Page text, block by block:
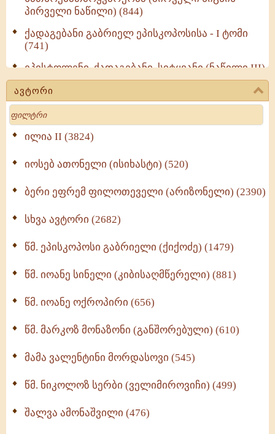
პირველი ნაწილი) (844)
ქადაგებანი გაბრიელ ეპისკოპოსისა - I ტომი
(741)
ეპისტოლენი, ქადაგებანი, სიტყვანი (ნაწილი III)
(723)
მოძღვრის ძალზე სასარგებლო რჩევები
მრევლისათვის (545)
Wisdomge (514)
ქადაგებანი გაბრიელ ეპისკოპოსისა - II ტომი
სულიერი ცხოვრების სახელმძღვანელო -
ნაწილი II (369)
ავტორი
Search
ილია II (3824)
იოსებ ათონელი (ისიხასტი) (520)
ბერი ეფრემ ფილოთეველი (არიზონელი) (2390)
სხვა ავტორი (2682)
წმ. ეპისკოპოსი გაბრიელი (ქიქოძე) (1479)
წმ. იოანე სინელი (კიბისაღმწერელი) (881)
წმ. იოანე ოქროპირი (656)
წმ. მარკოზ მონაზონი (განშორებული) (610)
მამა ვალენტინი მორდასოვი (545)
წმ. ნიკოლოზ სერბი (ველიმიროვიჩი) (499)
შალვა ამონაშვილი (476)